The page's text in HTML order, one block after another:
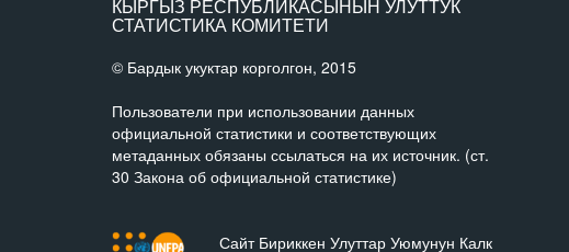
КЫРГЫЗ РЕСПУБЛИКАСЫНЫН УЛУТТУК
СТАТИСТИКА КОМИТЕТИ
© Бардык укуктар корголгон, 2015
Пользователи при использовании данных
официальной статистики и соответствующих
метаданных обязаны ссылаться на их источник. (ст.
30 Закона об официальной статистике)
Сайт Бириккен Улуттар Уюмунун Калк